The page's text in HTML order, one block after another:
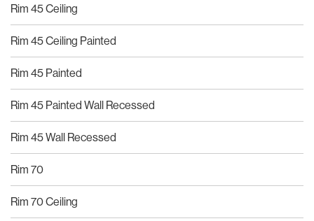
Rim 45 Ceiling
Rim 45 Ceiling Painted
Rim 45 Painted
Rim 45 Painted Wall Recessed
Rim 45 Wall Recessed
Rim 70
Rim 70 Ceiling